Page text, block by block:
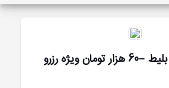
کد تخفیف مستر بلیط –60 هزار تومان ویژه رزرو